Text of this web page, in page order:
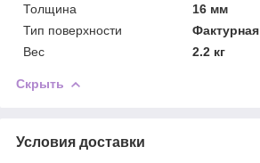
Толщина
16 мм
Тип поверхности
Фактурная
Вес
2.2 кг
Скрыть
Условия доставки